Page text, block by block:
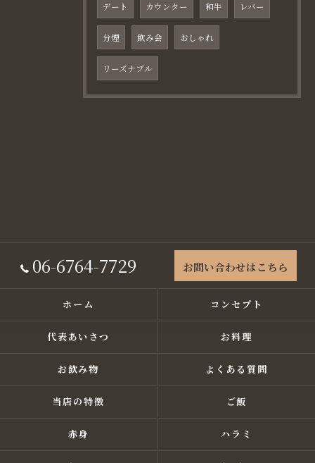
デート カウンター 和牛 レバー
分煙 飲み会 おしゃれ
リーズナブル
06-6764-7729 お問い合わせはこちら
ホーム コンセプト
代表あいさつ お料理
お飲み物 よくある質問
当店の特徴 ご飯
赤身 ハラミ